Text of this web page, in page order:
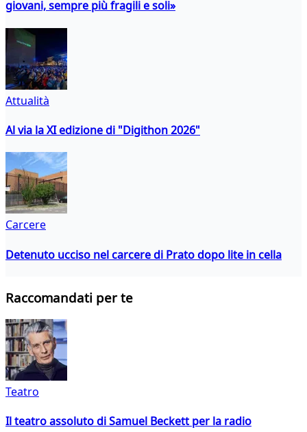
giovani, sempre più fragili e soli»
Attualità
Al via la XI edizione di "Digithon 2026"
Carcere
Detenuto ucciso nel carcere di Prato dopo lite in cella
Raccomandati per te
Teatro
Il teatro assoluto di Samuel Beckett per la radio